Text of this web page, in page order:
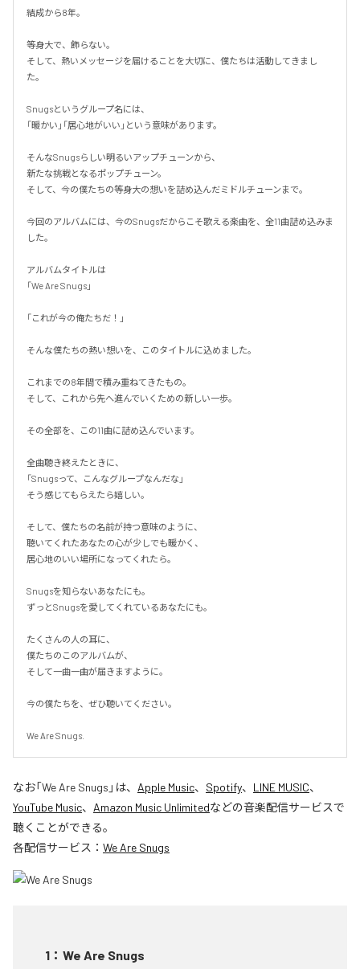
結成から8年。
等身大で、飾らない。
そして、熱いメッセージを届けることを大切に、僕たちは活動してきまし
た。
Snugsというグループ名には、
「暖かい」「居心地がいい」という意味があります。
そんなSnugsらしい明るいアップチューンから、
新たな挑戦となるポップチューン。
そして、今の僕たちの等身大の想いを詰め込んだミドルチューンまで。
今回のアルバムには、今のSnugsだからこそ歌える楽曲を、全11曲詰め込みま
した。
アルバムタイトルは
「We Are Snugs」
「これが今の俺たちだ！」
そんな僕たちの熱い想いを、このタイトルに込めました。
これまでの8年間で積み重ねてきたもの。
そして、これから先へ進んでいくための新しい一歩。
その全部を、この11曲に詰め込んでいます。
全曲聴き終えたときに、
「Snugsって、こんなグループなんだな」
そう感じてもらえたら嬉しい。
そして、僕たちの名前が持つ意味のように、
聴いてくれたあなたの心が少しでも暖かく、
居心地のいい場所になってくれたら。
Snugsを知らないあなたにも。
ずっとSnugsを愛してくれているあなたにも。
たくさんの人の耳に、
僕たちのこのアルバムが、
そして一曲一曲が届きますように。
今の僕たちを、ぜひ聴いてください。
We Are Snugs.
なお「We Are Snugs 」は、 Apple Music、 Spotify、 LINE MUSIC、
YouTube Music、 Amazon Music Unlimitedなどの音楽配信サービスで
聴くことができる。
各配信サービス： We Are Snugs
1 ： We Are Snugs